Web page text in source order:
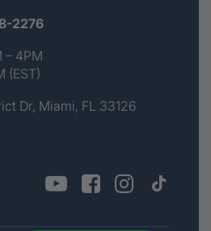
2276
– 4PM
(EST)
Dr, Miami, FL 33126